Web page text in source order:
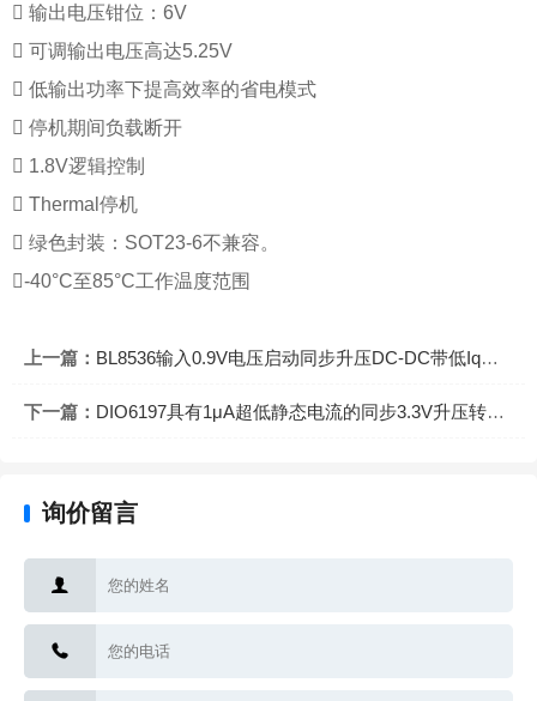
 输出电压钳位：6V
 可调输出电压高达5.25V
 低输出功率下提高效率的省电模式
 停机期间负载断开
 1.8V逻辑控制
 Thermal停机
 绿色封装：SOT23-6不兼容。
-40°C至85°C工作温度范围
上一篇： BL8536输入0.9V电压启动同步升压DC-DC带低Iq芯片
下一篇： DIO6197具有1μA超低静态电流的同步3.3V升压转换IC
询价留言

